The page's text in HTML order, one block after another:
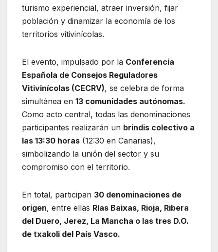
turismo experiencial, atraer inversión, fijar
población y dinamizar la economía de los
territorios vitivinícolas.
El evento, impulsado por la Conferencia
Española de Consejos Reguladores
Vitivinícolas (CECRV), se celebra de forma
simultánea en 13 comunidades autónomas.
Como acto central, todas las denominaciones
participantes realizarán un brindis colectivo a
las 13:30 horas (12:30 en Canarias),
simbolizando la unión del sector y su
compromiso con el territorio.
En total, participan 30 denominaciones de
origen, entre ellas Rías Baixas, Rioja, Ribera
del Duero, Jerez, La Mancha o las tres D.O.
de txakoli del País Vasco.